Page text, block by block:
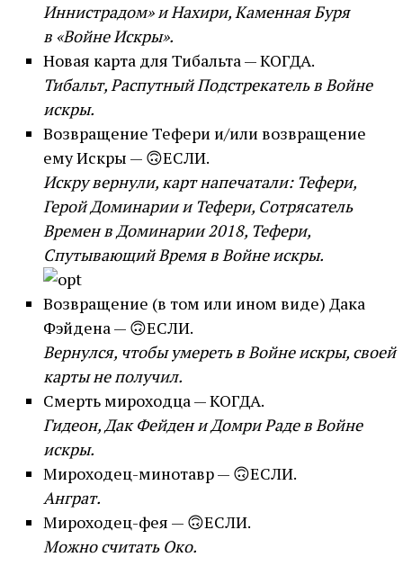
Иннистрадом» и Нахири, Каменная Буря
в «Войне Искры».
Новая карта для Тибальта — КОГДА.
Тибальт, Распутный Подстрекатель в Войне
искры.
Возвращение Тефери и/или возвращение
ему Искры — 🙃ЕСЛИ.
Искру вернули, карт напечатали: Тефери,
Герой Доминарии и Тефери, Сотрясатель
Времен в Доминарии 2018, Тефери,
Спутывающий Время в Войне искры.
Возвращение (в том или ином виде) Дака
Фэйдена — 🙃ЕСЛИ.
Вернулся, чтобы умереть в Войне искры, своей
карты не получил.
Смерть мироходца — КОГДА.
Гидеон, Дак Фейден и Домри Раде в Войне
искры.
Мироходец-минотавр — 🙃ЕСЛИ.
Анграт.
Мироходец-фея — 🙃ЕСЛИ.
Можно считать Око.